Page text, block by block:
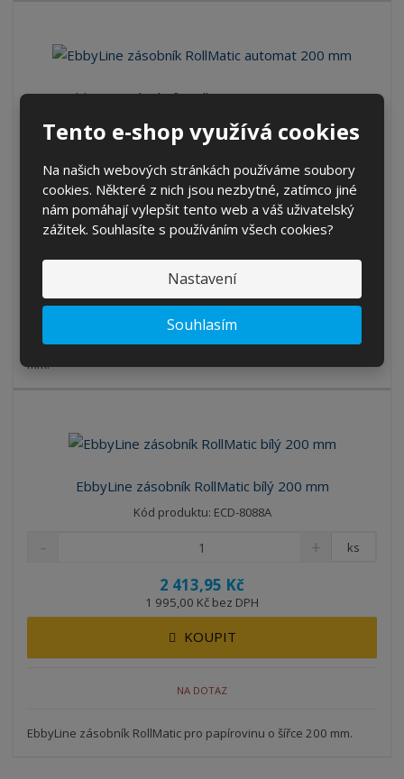
Tento e-shop využívá cookies
Na našich webových stránkách používáme soubory
cookies. Některé z nich jsou nezbytné, zatímco jiné
nám pomáhají vylepšit tento web a váš uživatelský
zážitek. Souhlasíte s používáním všech cookies?
Nastavení
Souhlasím
EbbyLine zásobník RollMatic automat 200 ...
Kód produktu: ECD-8388A
3 617,90 Kč
2 990,00 Kč bez DPH
NA DOTAZ
EbbyLine zásobník RollMatic automat pro papírovinu o šířce 200
mm.
EbbyLine zásobník RollMatic bílý 200 mm
Kód produktu: ECD-8088A
2 413,95 Kč
1 995,00 Kč bez DPH
ks
KOUPIT
NA DOTAZ
EbbyLine zásobník RollMatic pro papírovinu o šířce 200 mm.